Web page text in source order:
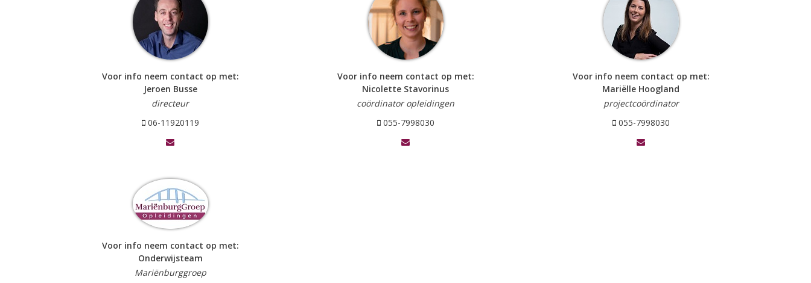
Voor info neem contact op met:
Jeroen Busse
directeur
06-11920119
Voor info neem contact op met:
Nicolette Stavorinus
coördinator opleidingen
055-7998030
Voor info neem contact op met:
Mariëlle Hoogland
projectcoördinator
055-7998030
Voor info neem contact op met:
Onderwijsteam
Mariënburggroep